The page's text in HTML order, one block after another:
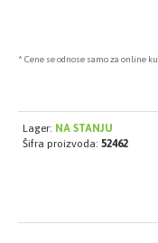
* Cene se odnose samo za online
Lager: NA STANJU
Šifra proizvoda: 52462